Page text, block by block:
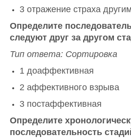
3 отражение страха
Определите
следуют друг за другом
Тип ответа: Сортировка
1 доаффективная
2 аффективного взрыва
3 постаффективная
Определите
последовательность